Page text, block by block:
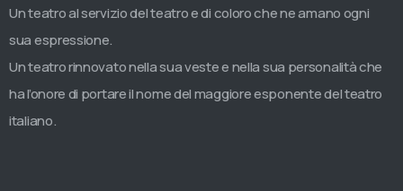
Un teatro al servizio del teatro e di coloro che ne amano ogni
sua espressione.
Un teatro rinnovato nella sua veste e nella sua personalità che
ha l’onore di portare il nome del maggiore esponente del teatro
italiano.